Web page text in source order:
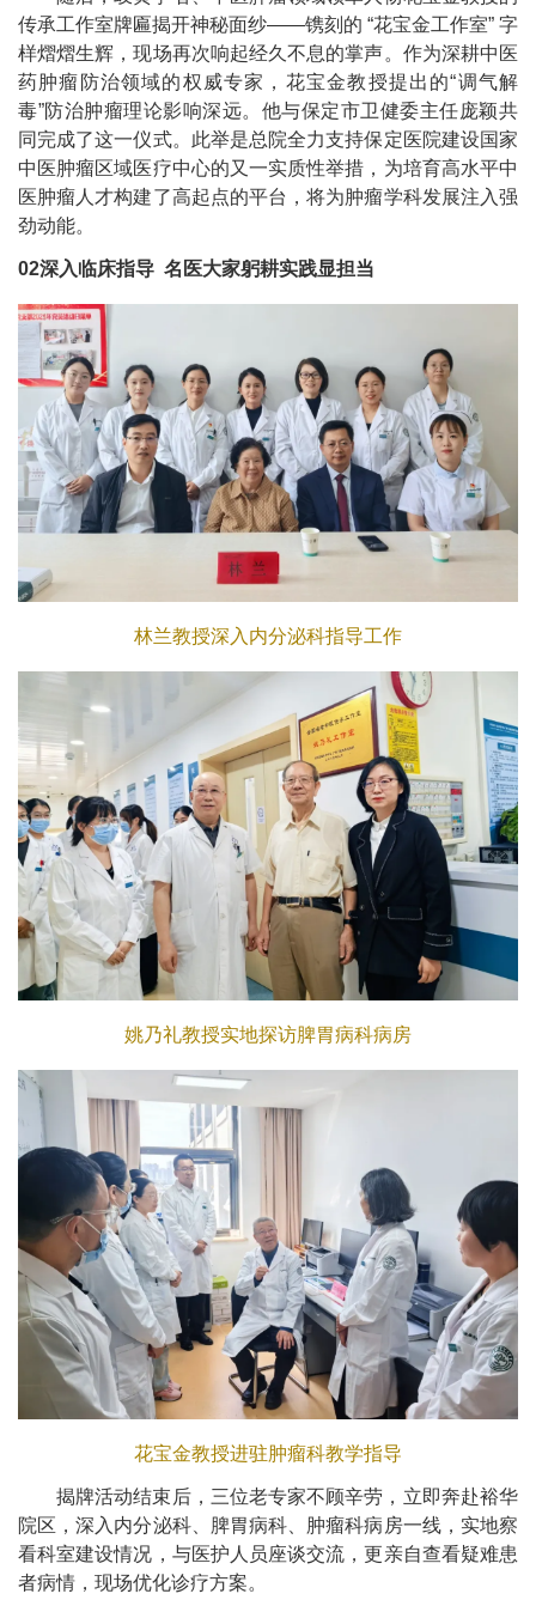
传承工作室牌匾揭开神秘面纱——镌刻的 “花宝金工作室” 字
样熠熠生辉，现场再次响起经久不息的掌声。作为深耕中医
药肿瘤防治领域的权威专家，花宝金教授提出的“调气解
毒”防治肿瘤理论影响深远。他与保定市卫健委主任庞颖共
同完成了这一仪式。此举是总院全力支持保定医院建设国家
中医肿瘤区域医疗中心的又一实质性举措，为培育高水平中
医肿瘤人才构建了高起点的平台，将为肿瘤学科发展注入强
劲动能。
02深入临床指导 名医大家躬耕实践显担当
林兰教授深入内分泌科指导工作
姚乃礼教授实地探访脾胃病科病房
花宝金教授进驻肿瘤科教学指导
揭牌活动结束后，三位老专家不顾辛劳，立即奔赴裕华
院区，深入内分泌科、脾胃病科、肿瘤科病房一线，实地察
看科室建设情况，与医护人员座谈交流，更亲自查看疑难患
者病情，现场优化诊疗方案。